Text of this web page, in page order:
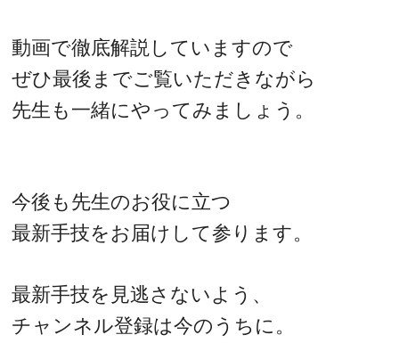
動画で徹底解説していますので
ぜひ最後までご覧いただきながら
先生も一緒にやってみましょう。
今後も先生のお役に立つ
最新手技をお届けして参ります。
最新手技を見逃さないよう、
チャンネル登録は今のうちに。